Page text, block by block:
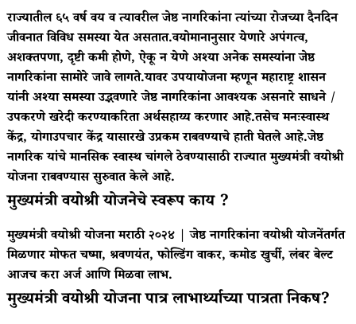
राज्यातील ६५ वर्ष वय व त्यावरील जेष्ठ नागरिकांना त्यांच्या रोजच्या दैनदिन
जीवनात विविध समस्या येत असतात.वयोमानानुसार येणारे अपंगत्व,
अशक्तपणा, दृष्टी कमी होणे, ऐकू न येणे अश्या अनेक समस्यांना जेष्ठ
नागरिकांना सामोरे जावे लागते.यावर उपयायोजना म्हणून महाराष्ट्र शासन
यांनी अश्या समस्या उद्भवणारे जेष्ठ नागरिकांना आवश्यक असनारे साधने /
उपकरणे खरेदी करण्याकरिता अर्थसहाय्य करणार आहे.तसेच मनःस्वास्थ
केंद्र, योगाउपचार केंद्र यासारखे उप्रकम राबवण्याचे हाती घेतले आहे.जेष्ठ
नागरिक यांचे मानसिक स्वास्थ चांगले ठेवण्यासाठी राज्यात मुख्यमंत्री वयोश्री
योजना राबवण्यास सुरुवात केले आहे.
मुख्यमंत्री वयोश्री योजनेचे स्वरूप काय ?
मुख्यमंत्री वयोश्री योजना मराठी २०२४ | जेष्ठ नागरिकांना वयोश्री योजनेंतर्गत
मिळणार मोफत चष्मा, श्रवणयंत, फोल्डिंग वाकर, कमोड खुर्ची, लंबर बेल्ट
आजच करा अर्ज आणि मिळवा लाभ.
मुख्यमंत्री वयोश्री योजना पात्र लाभार्थ्याच्या पात्रता निकष?